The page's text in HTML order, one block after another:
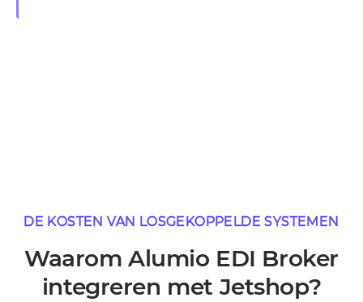
DE KOSTEN VAN LOSGEKOPPELDE SYSTEMEN
Waarom Alumio EDI Broker
integreren met Jetshop?